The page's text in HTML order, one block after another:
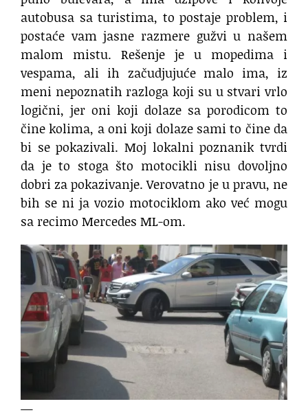
autobusa sa turistima, to postaje problem, i
postaće vam jasne razmere gužvi u našem
malom mistu. Rešenje je u mopedima i
vespama, ali ih začudjujuće malo ima, iz
meni nepoznatih razloga koji su u stvari vrlo
logični, jer oni koji dolaze sa porodicom to
čine kolima, a oni koji dolaze sami to čine da
bi se pokazivali. Moj lokalni poznanik tvrdi
da je to stoga što motocikli nisu dovoljno
dobri za pokazivanje. Verovatno je u pravu, ne
bih se ni ja vozio motociklom ako već mogu
sa recimo Mercedes ML-om.
—